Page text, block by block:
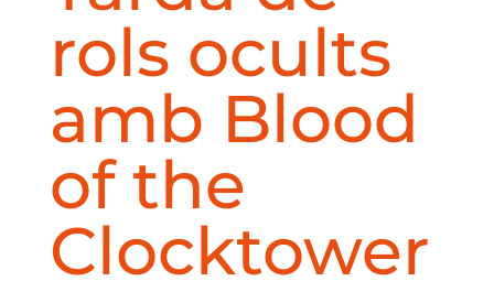
rols ocults
amb Blood
of the
Clocktower